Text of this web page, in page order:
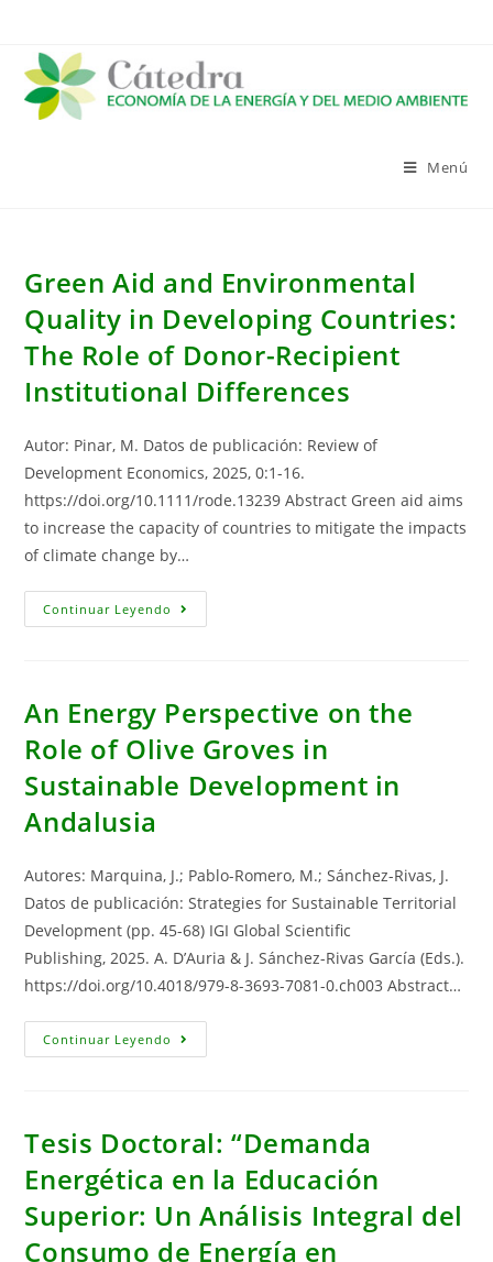
contenido
Menú
Green Aid and Environmental
Quality in Developing Countries:
The Role of Donor-Recipient
Institutional Differences
Autor: Pinar, M. Datos de publicación: Review of
Development Economics, 2025, 0:1-16.
https://doi.org/10.1111/rode.13239 Abstract Green aid aims
to increase the capacity of countries to mitigate the impacts
of climate change by…
Continuar Leyendo Green
Aid
Developing
Countries:
Role
Of
Donor-
Recipient
An Energy Perspective on the
Role of Olive Groves in
Sustainable Development in
Andalusia
Autores: Marquina, J.; Pablo-Romero, M.; Sánchez-Rivas, J.
Datos de publicación: Strategies for Sustainable Territorial
Development (pp. 45-68) IGI Global Scientific
Publishing, 2025. A. D’Auria & J. Sánchez-Rivas García (Eds.).
https://doi.org/10.4018/979-8-3693-7081-0.ch003 Abstract…
Continuar Leyendo An
Energy
Olive
In
Sustainable
Development
In
Andalusia
Tesis Doctoral: “Demanda
Energética en la Educación
Superior: Un Análisis Integral del
Consumo de Energía en